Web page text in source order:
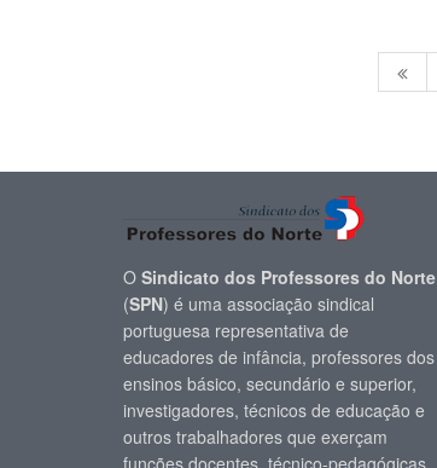
O Sindicato dos Professores do Norte
(SPN) é uma associação sindical
portuguesa representativa de
educadores de infância, professores dos
ensinos básico, secundário e superior,
investigadores, técnicos de educação e
outros trabalhadores que exerçam